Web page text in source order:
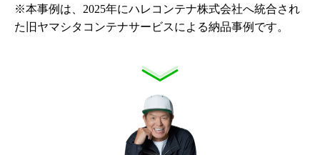
※本事例は、2025年にハレコンテナ株式会社へ統合され
た旧ヤマシタコンテナサービスによる納品事例です。